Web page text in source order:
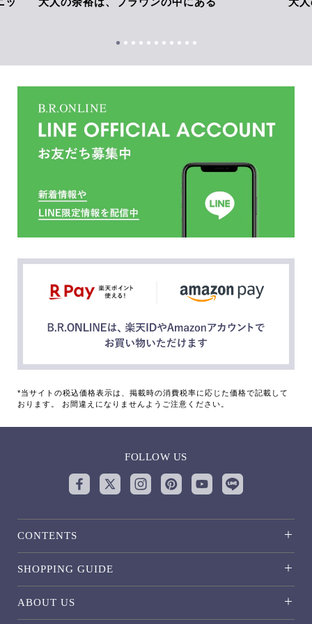
*当サイトの税込価格表示は、掲載時の消費税率に応じた価格で記載して
おります。 お間違えになりませんようご注意ください。
FOLLOW US
CONTENTS
SHOPPING GUIDE
ABOUT US